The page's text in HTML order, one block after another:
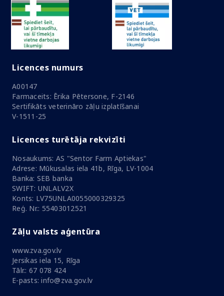
Licences numurs
A00147
Farmaceits: Ērika Pētersone, F-2146
Sertifikāts veterināro zāļu izplatīšanai
V-1511-25
Licences turētāja rekvizīti
Nosaukums: AS "Sentor Farm Aptiekas"
Adrese: Mūkusalas iela 41b, Rīga, LV-1004
Banka: SEB banka
SWIFT: UNLALV2X
Konts: LV75UNLA0055000329325
Reģ. Nr.: 55403012521
Zāļu valsts aģentūra
www.zva.gov.lv
Jersikas iela 15, Rīga
Tālr.: 67 078 424
E-pasts: info@zva.gov.lv